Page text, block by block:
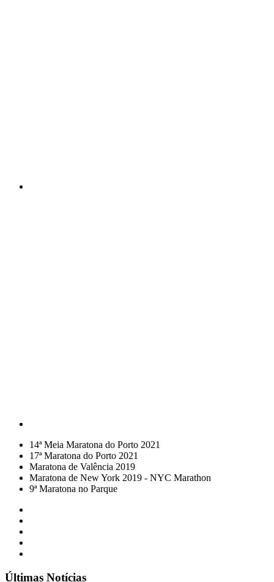
14ª Meia Maratona do Porto 2021
17ª Maratona do Porto 2021
Maratona de Valência 2019
Maratona de New York 2019 - NYC Marathon
9ª Maratona no Parque
Últimas Notícias